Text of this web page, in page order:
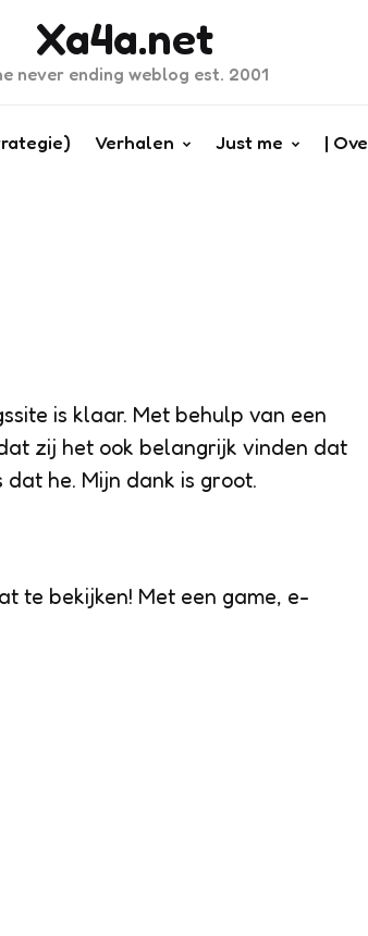
Xa4a.net
never ending weblog est. 2001
Verhalen Just me |
is klaar. Met behulp van een
zij het ook belangrijk vinden dat
he. Mijn dank is groot.
te bekijken! Met een game, e-